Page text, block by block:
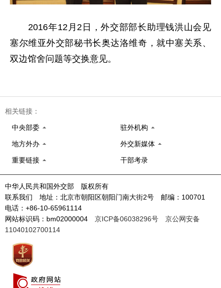
2016年12月2日，外交部部长助理钱洪山会见
塞尔维亚外交部秘书长奥达洛维奇，就中塞关系、
双边馆舍问题等交换意见。
相关链接：
中央部委 驻外机构
地方外办 外交新媒体
重要链接 干部考录
中华人民共和国外交部 版权所有
联系我们 地址：北京市朝阳区朝阳门南大街2号 邮编：100701
电话：+86-10-65961114
网站标识码：bm02000004 京ICP备06038296号
京公网安备
11040102700114